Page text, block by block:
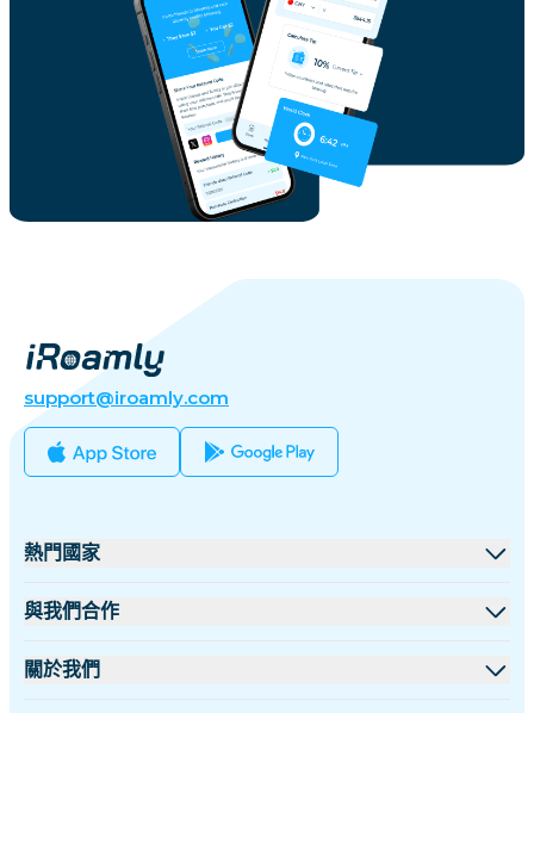
support@iroamly.com
熱門國家
美國
與我們合作
批發平台
關於我們
關於 iRoamly